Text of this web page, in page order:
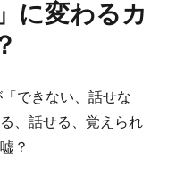
に変わるカ
できない、話せな
、話せる、覚えられ
？